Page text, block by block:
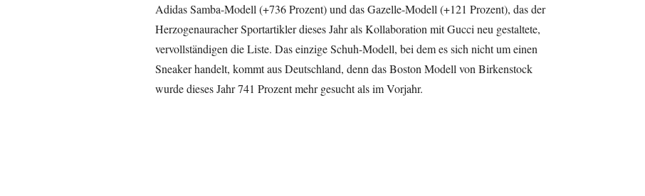
Adidas Samba-Modell (+736 Prozent) und das Gazelle-Modell (+121 Prozent), das der
Herzogenauracher Sportartikler dieses Jahr als Kollaboration mit Gucci neu gestaltete,
vervollständigen die Liste. Das einzige Schuh-Modell, bei dem es sich nicht um einen
Sneaker handelt, kommt aus Deutschland, denn das Boston Modell von Birkenstock
wurde dieses Jahr 741 Prozent mehr gesucht als im Vorjahr.